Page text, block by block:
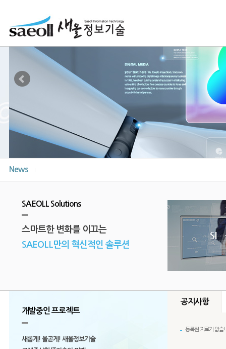
News
SAEOLL Solutions
스마트한 변화를 이끄는
SAEOLL만의 혁신적인 솔루션
개발중인 프로젝트
새롭게! 올곧게! 새올정보기술
공지사항
등록된 자료가 없습
등록된 자료